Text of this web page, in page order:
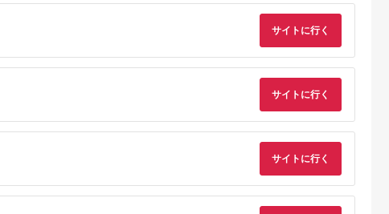
サイトに行く
サイトに行く
サイトに行く